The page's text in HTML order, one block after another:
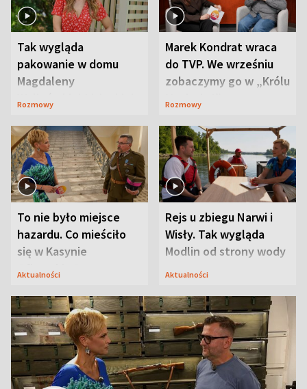
Tak wygląda
pakowanie w domu
Magdaleny
Waligórskiej-Lisieckiej.
Rozmowy
Marek Kondrat wraca
do TVP. We wrześniu
zobaczymy go w „Królu
Maciusiu I”
Rozmowy
To nie było miejsce
hazardu. Co mieściło
się w Kasynie
Oficerskim?
Aktualności
Rejs u zbiegu Narwi i
Wisły. Tak wygląda
Modlin od strony wody
Aktualności